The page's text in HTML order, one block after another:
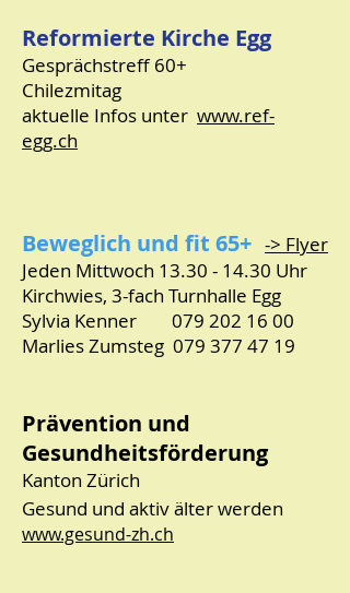
Reformierte Kirche Egg
Gesprächstreff 60+
Chilezmitag
aktuelle Infos unter www.ref-
egg.ch
Beweglich und fit 65+ -> Flyer
Jeden Mittwoch 13.30 - 14.30 Uhr
Kirchwies, 3-fach Turnhalle Egg
Sylvia Kenner 079 202 16 00
Marlies Zumsteg 079 377 47 19
Prävention und
Gesundheitsförderung
Kanton Zürich
Gesund und aktiv älter werden
www.gesund-zh.ch